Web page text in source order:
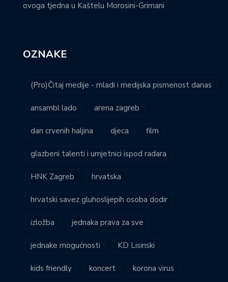
ovoga tjedna u Kaštelu Morosini-Grimani
OZNAKE
(Pro)Čitaj medije - mladi i medijska pismenost danas
ansambl lado arena zagreb
dan crvenih haljina djeca film
glazbeni talenti i umjetnici ispod radara
HNK Zagreb hrvatska
hrvatski savez gluhoslijepih osoba dodir
izložba jednaka prava za sve
jednake mogućnosti KD Lisinski
kids friendly koncert korona virus